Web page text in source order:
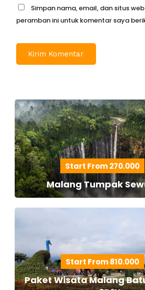
Simpan nama, email, dan situs
peramban ini untuk komentar saya
Start From 270.000
Malang Tumpak
Start From 810.000
Paket Wisata Malang